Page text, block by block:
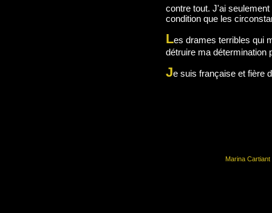
contre tout. J'ai
condition que les
Les drames terribles qui
détruire ma détermination
Je suis française et fière
Marina